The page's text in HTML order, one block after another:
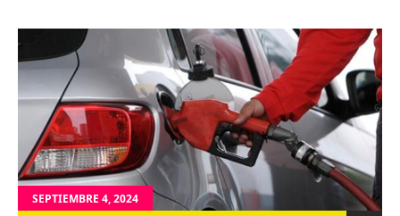
SEPTIEMBRE 4, 2024